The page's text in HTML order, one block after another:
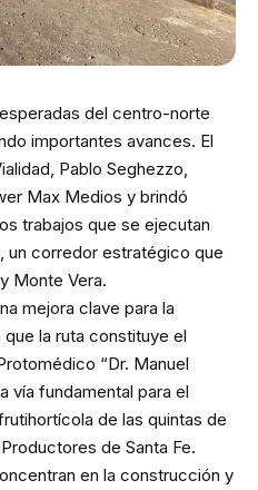
del centro-norte
importantes avances. El
Pablo Seghezzo,
Max Medios y brindó
trabajos que se ejecutan
un corredor estratégico que
Monte Vera.
mejora clave para la
la ruta constituye el
“Dr. Manuel
vía fundamental para el
de las quintas de
de Santa Fe.
en la construcción y